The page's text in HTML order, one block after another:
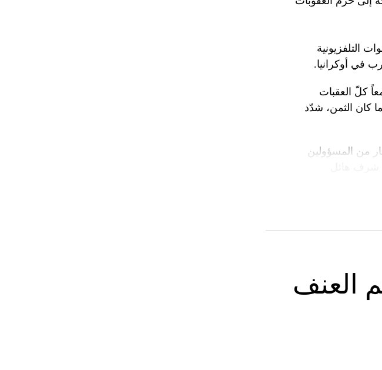
التلفزيونية
في أوكرانيا.
كلّ العقبات
كان الثمن، شدّد
من المسؤولين
الروسية
فيما أقامت
نافالنايا،
في السلطة.
النووية
العنف